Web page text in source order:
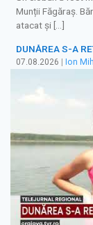
Munții Făgăraș.
atacat și […]
DUNĂREA S-A
07.08.2026 Ion